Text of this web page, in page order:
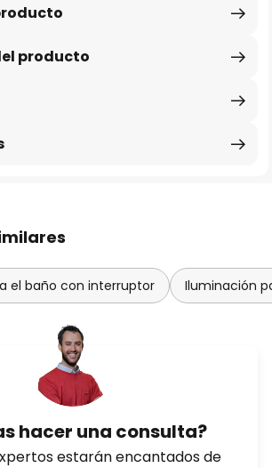
producto
el baño con interruptor Iluminación
hacer una consulta?
estarán encantados de